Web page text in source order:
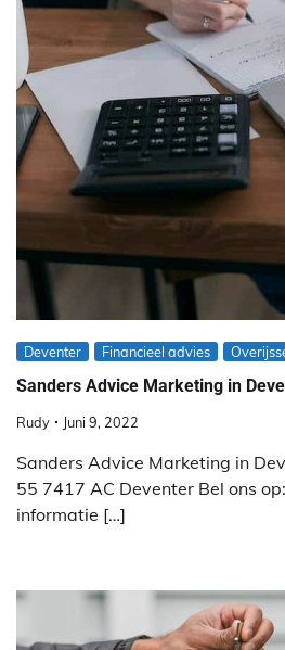
Deventer Financieel advies
Sanders Advice Marketing in
Rudy Juni 9, 2022
Sanders Advice Marketing in
55 7417 AC Deventer Bel ons
informatie […]